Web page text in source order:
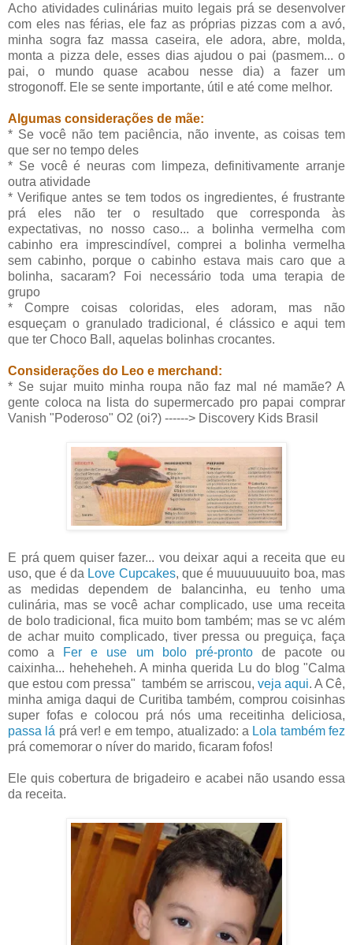
Acho atividades culinárias muito legais prá se desenvolver
com eles nas férias, ele faz as próprias pizzas com a avó,
minha sogra faz massa caseira, ele adora, abre, molda,
monta a pizza dele, esses dias ajudou o pai (pasmem... o
pai, o mundo quase acabou nesse dia) a fazer um
strogonoff. Ele se sente importante, útil e até come melhor.
Algumas considerações de mãe:
* Se você não tem paciência, não invente, as coisas tem
que ser no tempo deles
* Se você é neuras com limpeza, definitivamente arranje
outra atividade
* Verifique antes se tem todos os ingredientes, é frustrante
prá eles não ter o resultado que corresponda às
expectativas, no nosso caso... a bolinha vermelha com
cabinho era imprescindível, comprei a bolinha vermelha
sem cabinho, porque o cabinho estava mais caro que a
bolinha, sacaram? Foi necessário toda uma terapia de
grupo
* Compre coisas coloridas, eles adoram, mas não
esqueçam o granulado tradicional, é clássico e aqui tem
que ter Choco Ball, aquelas bolinhas crocantes.
Considerações do Leo e merchand:
* Se sujar muito minha roupa não faz mal né mamãe? A
gente coloca na lista do supermercado pro papai comprar
Vanish "Poderoso" O2 (oi?) ------> Discovery Kids Brasil
E prá quem quiser fazer... vou deixar aqui a receita que eu
uso, que é da Love Cupcakes, que é muuuuuuuito boa, mas
as medidas dependem de balancinha, eu tenho uma
culinária, mas se você achar complicado, use uma receita
de bolo tradicional, fica muito bom também; mas se vc além
de achar muito complicado, tiver pressa ou preguiça, faça
como a
Fer e use um bolo pré-prontode pacote ou
caixinha... heheheheh. A minha querida Lu do blog "Calma
que estou com pressa" também se arriscou, veja aqui. A Cê,
minha amiga daqui de Curitiba também, comprou coisinhas
super fofas e colocou prá nós uma receitinha deliciosa,
passa lá prá ver! e em tempo, atualizado: a Lola também fez
prá comemorar o níver do marido, ficaram fofos!
Ele quis cobertura de brigadeiro e acabei não usando essa
da receita.